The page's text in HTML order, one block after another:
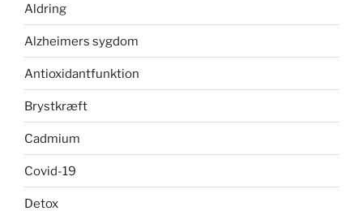
Aldring
Alzheimers sygdom
Antioxidantfunktion
Brystkræft
Cadmium
Covid-19
Detox